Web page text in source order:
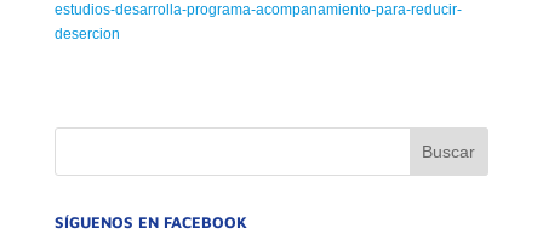
estudios-desarrolla-programa-acompanamiento-para-reducir-
desercion
SÍGUENOS EN FACEBOOK